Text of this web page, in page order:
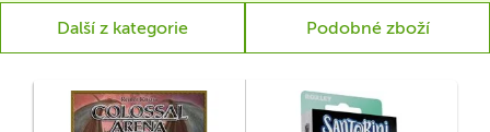
Další z kategorie Podobné zboží